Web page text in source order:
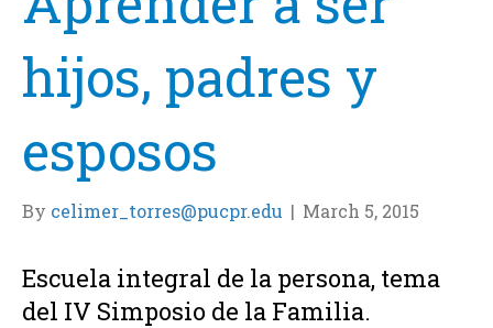
hijos, padres y
esposos
By celimer_torres@pucpr.edu | March 5, 2015
Escuela integral de la persona, tema
del IV Simposio de la Familia.